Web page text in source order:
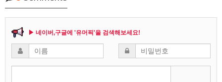
▶ 네이버,구글에 '유머픽'을 검색해보세요!